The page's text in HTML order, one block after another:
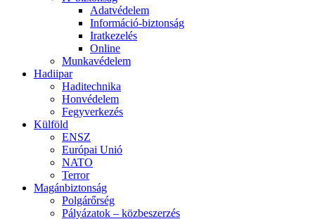
Adatvédelem
Információ-biztonság
Iratkezelés
Online
Munkavédelem
Hadiipar
Haditechnika
Honvédelem
Fegyverkezés
Külföld
ENSZ
Európai Unió
NATO
Terror
Magánbiztonság
Polgárőrség
Pályázatok – közbeszerzés